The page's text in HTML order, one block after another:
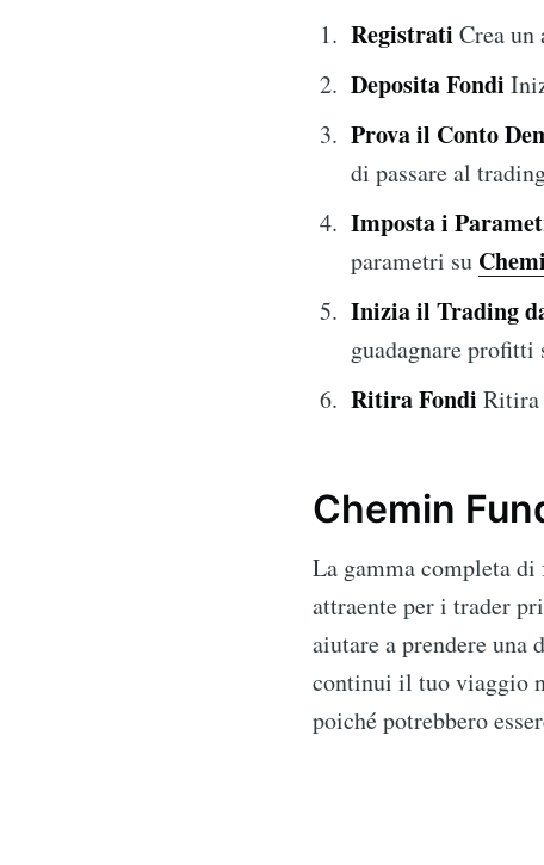
Registrati Crea un
Deposita Fondi
Prova il Conto
di passare al
Imposta i
parametri su
Inizia il Trading
guadagnare
Ritira Fondi Ritira
Chemin
La gamma completa
attraente per i trader
aiutare a prendere
continui il tuo viaggio
poiché potrebbero